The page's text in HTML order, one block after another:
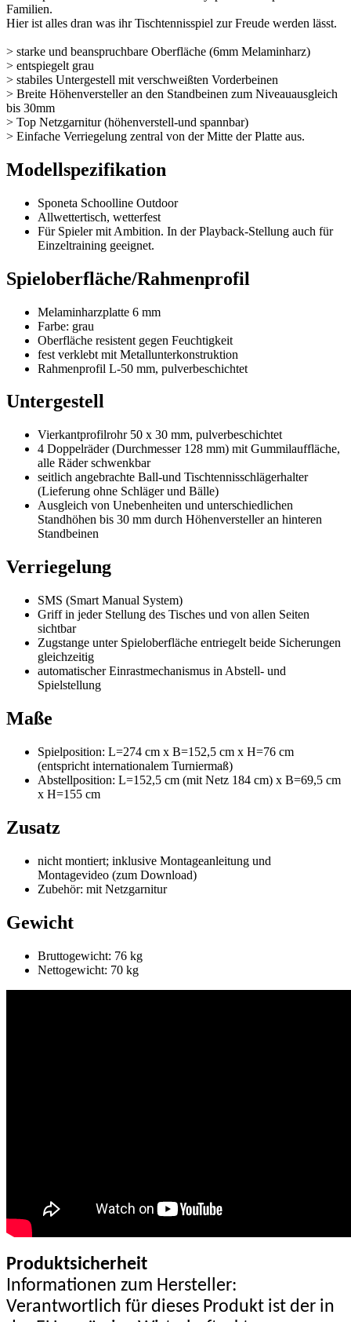
Familien.
Hier ist alles dran was ihr Tischtennisspiel zur Freude werden lässt.
> starke und beanspruchbare Oberfläche (6mm Melaminharz)
> entspiegelt grau
> stabiles Untergestell mit verschweißten Vorderbeinen
> Breite Höhenversteller an den Standbeinen zum Niveauausgleich
bis 30mm
> Top Netzgarnitur (höhenverstell-und spannbar)
> Einfache Verriegelung zentral von der Mitte der Platte aus.
Modellspezifikation
Sponeta Schoolline Outdoor
Allwettertisch, wetterfest
Für Spieler mit Ambition. In der Playback-Stellung auch für
Einzeltraining geeignet.
Spieloberfläche/Rahmenprofil
Melaminharzplatte 6 mm
Farbe: grau
Oberfläche resistent gegen Feuchtigkeit
fest verklebt mit Metallunterkonstruktion
Rahmenprofil L-50 mm, pulverbeschichtet
Untergestell
Vierkantprofilrohr 50 x 30 mm, pulverbeschichtet
4 Doppelräder (Durchmesser 128 mm) mit Gummilauffläche,
alle Räder schwenkbar
seitlich angebrachte Ball-und Tischtennisschlägerhalter
(Lieferung ohne Schläger und Bälle)
Ausgleich von Unebenheiten und unterschiedlichen
Standhöhen bis 30 mm durch Höhenversteller an hinteren
Standbeinen
Verriegelung
SMS (Smart Manual System)
Griff in jeder Stellung des Tisches und von allen Seiten
sichtbar
Zugstange unter Spieloberfläche entriegelt beide Sicherungen
gleichzeitig
automatischer Einrastmechanismus in Abstell- und
Spielstellung
Maße
Spielposition: L=274 cm x B=152,5 cm x H=76 cm
(entspricht internationalem Turniermaß)
Abstellposition: L=152,5 cm (mit Netz 184 cm) x B=69,5 cm
x H=155 cm
Zusatz
nicht montiert; inklusive Montageanleitung und
Montagevideo (zum Download)
Zubehör: mit Netzgarnitur
Gewicht
Bruttogewicht: 76 kg
Nettogewicht: 70 kg
Produktsicherheit
Informationen zum Hersteller:
Verantwortlich für dieses Produkt ist der in